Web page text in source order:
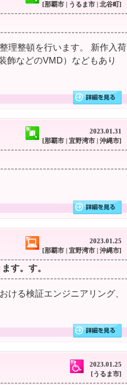
[那覇市 | うるま市 | 北谷町]
理整頓を行います。 新作入荷
飾などのVMD）などもあり
2023.01.31
[那覇市 | 宜野湾市 | 沖縄市]
2023.01.25
[那覇市 | 宜野湾市 | 沖縄市]
す。す。
ける検証エンジニアリング、
2023.01.25
[うるま市]